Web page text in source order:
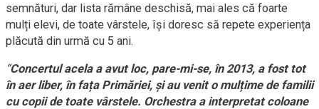
semnături, dar lista rămâne deschisă, mai ales că foarte
mulți elevi, de toate vârstele, își doresc să repete experiența
plăcută din urmă cu 5 ani.
“Concertul acela a avut loc, pare-mi-se, în 2013, a fost tot
în aer liber, în fața Primăriei, și au venit o mulțime de familii
cu copii de toate vârstele. Orchestra a interpretat coloane